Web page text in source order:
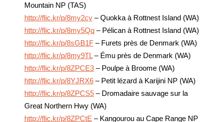
Mountain NP (TAS)
http://flic.kr/p/8my2cy – Quokka à Rottnest Island (WA)
http://flic.kr/p/8my5Qq – Pélican à Rottnest Island (WA)
http://flic.kr/p/8sGB1F – Furets près de Denmark (WA)
http://flic.kr/p/8my9TL– Ému près de Denmark (WA)
http://flic.kr/p/8ZPCE3 – Poulpe à Broome (WA)
http://flic.kr/p/8YJRX6 – Petit lézard à Karijini NP (WA)
http://flic.kr/p/8ZPCS5 – Dromadaire sauvage sur la
Great Northern Hwy (WA)
http://flic.kr/p/8ZPCtE – Kangourou au Cape Range NP